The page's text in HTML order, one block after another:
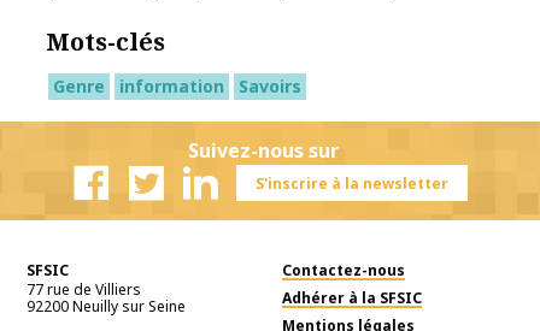
Mots-clés
Genre information Savoirs
Suivez-nous sur
S'inscrire à la newsletter
SFSIC
77 rue de Villiers
92200Neuilly sur Seine
Contactez-nous
Adhérer à la SFSIC
Mentions légales